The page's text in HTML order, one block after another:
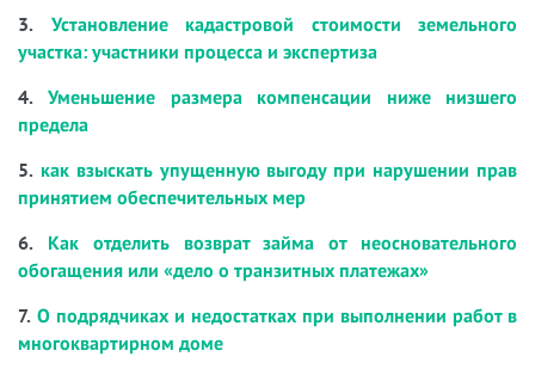
3. Установление кадастровой стоимости земельного
участка: участники процесса и экспертиза
4.Уменьшение размера компенсации ниже низшего
предела
5. как взыскать упущенную выгоду при нарушении прав
принятием обеспечительных мер
6. Как отделить возврат займа от неосновательного
обогащения или «дело о транзитных платежах»
7. О подрядчиках и недостатках при выполнении работ в
многоквартирном доме